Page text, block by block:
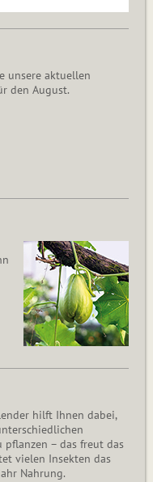
unsere aktuellen
den August.
hilft Ihnen dabei,
pflanzen – das freut das
vielen Insekten das
Nahrung.